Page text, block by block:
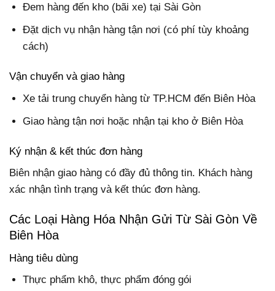
Đem hàng đến kho (bãi xe) tại Sài Gòn
Đặt dịch vụ nhận hàng tận nơi (có phí tùy khoảng
cách)
Vận chuyển và giao hàng
Xe tải trung chuyển hàng từ TP.HCM đến Biên Hòa
Giao hàng tận nơi hoặc nhận tại kho ở Biên Hòa
Ký nhận & kết thúc đơn hàng
Biên nhận giao hàng có đầy đủ thông tin. Khách hàng
xác nhận tình trạng và kết thúc đơn hàng.
Các Loại Hàng Hóa Nhận Gửi Từ Sài Gòn Về
Biên Hòa
Hàng tiêu dùng
Thực phẩm khô, thực phẩm đóng gói